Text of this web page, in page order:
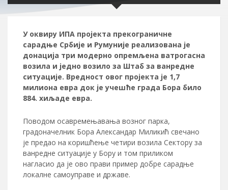
У оквиру ИПА пројекта прекограничне
сарадње Србије и Румуније реализована је
донација три модерно опремљена ватрогасна
возила и једно возило за Штаб за ванредне
ситуације. Вредност овог пројекта је 1,7
милиона евра док је учешће града Бора било
884. хиљаде евра.
Поводом осавремењавања возног парка,
градоначелник Бора Александар Миликић свечано
је предао на коришћење четири возила Сектору за
ванредне ситуације у Бору и том приликом
нагласио да је ово прави пример добре сарадње
локалне самоуправе и државе.